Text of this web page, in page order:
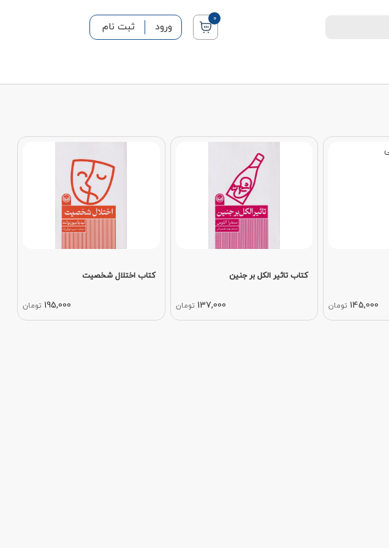
0
ورود ثبت نام
145,000 تومان
کتاب تاثیر الکل بر جنین
137,000 تومان
کتاب اختلال شخصیت
195,000 تومان